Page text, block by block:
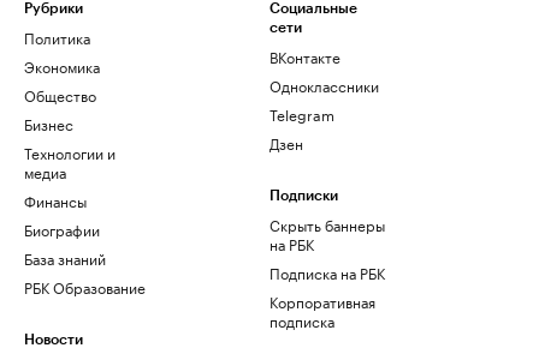
Рубрики
Политика
Экономика
Общество
Бизнес
Технологии и
медиа
Финансы
Биографии
База знаний
РБК Образование
Новости
Социальные
сети
ВКонтакте
Одноклассники
Telegram
Дзен
Подписки
Скрыть баннеры
на РБК
Подписка на РБК
Корпоративная
подписка